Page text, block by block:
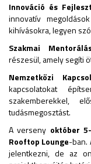
Innováció és
innovatív
kihívásokra, legyen
Szakmai
részesül, amely segíti
Nemzetközi
kapcsolatokat
szakemberekkel,
tudásmegosztást.
A verseny október
Rooftop Lounge-ban.
jelentkezni, de az